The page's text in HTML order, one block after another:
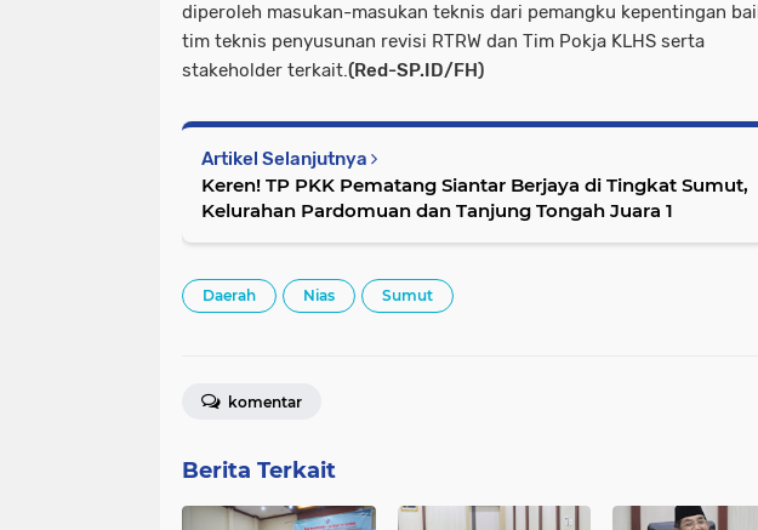
diperoleh masukan-masukan teknis dari pemangku kepentingan
tim teknis penyusunan revisi RTRW dan Tim Pokja KLHS serta
stakeholder terkait.(Red-SP.ID/FH)
Artikel Selanjutnya
Keren! TP PKK Pematang Siantar Berjaya di Tingkat Sumut,
Kelurahan Pardomuan dan Tanjung Tongah Juara 1
Daerah Nias Sumut
komentar
Berita Terkait